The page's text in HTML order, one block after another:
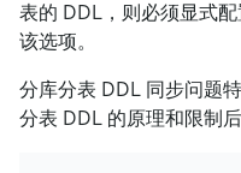
表的 DDL，则必须显式配
该选项。
分库分表 DDL 同步问题
分表 DDL 的原理和限制后